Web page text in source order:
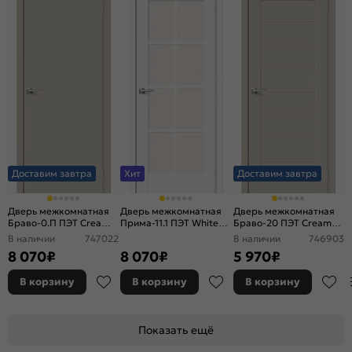
Доставим завтра
Дверь межкомнатная
Браво-0.П ПЭТ Cream
Silk, глухая, каркасно-
В наличии 747022
8 070₽
В корзину
Хит
Дверь межкомнатная
Прима-11.1 ПЭТ White
царговая
8 070₽
В корзину
Доставим завтра
Дверь межкомнатная
Браво-20 ПЭТ Cream
Silk, глухая, без стекла,
В наличии 746903
5 970₽
В корзину
Показать ещё